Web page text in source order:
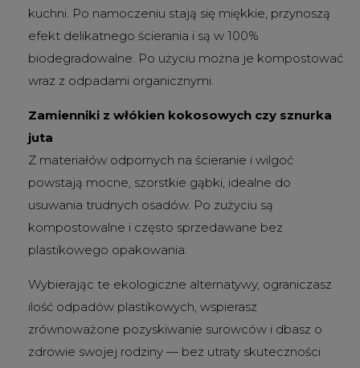
kuchni. Po namoczeniu stają się miękkie, przynoszą
efekt delikatnego ścierania i są w 100%
biodegradowalne. Po użyciu można je kompostować
wraz z odpadami organicznymi.
Zamienniki z włókien kokosowych czy sznurka
juta
Z materiałów odpornych na ścieranie i wilgoć
powstają mocne, szorstkie gąbki, idealne do
usuwania trudnych osadów. Po zużyciu są
kompostowalne i często sprzedawane bez
plastikowego opakowania.
Wybierając te ekologiczne alternatywy, ograniczasz
ilość odpadów plastikowych, wspierasz
zrównoważone pozyskiwanie surowców i dbasz o
zdrowie swojej rodziny — bez utraty skuteczności